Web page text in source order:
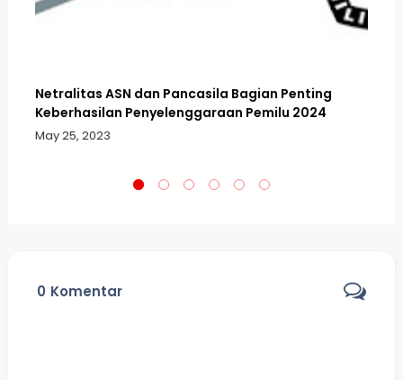
Netralitas ASN dan Pancasila Bagian Penting
Keberhasilan Penyelenggaraan Pemilu 2024
May 25, 2023
0 Komentar